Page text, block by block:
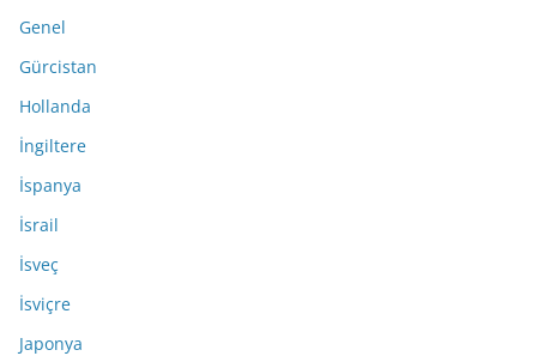
Genel
Gürcistan
Hollanda
İngiltere
İspanya
İsrail
İsveç
İsviçre
Japonya